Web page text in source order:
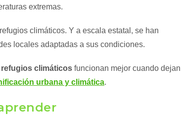
extremas.
climáticos. Y a escala estatal, se han
locales adaptadas a sus condiciones.
refugios climáticos funcionan mejor cuando dejan
urbana y climática.